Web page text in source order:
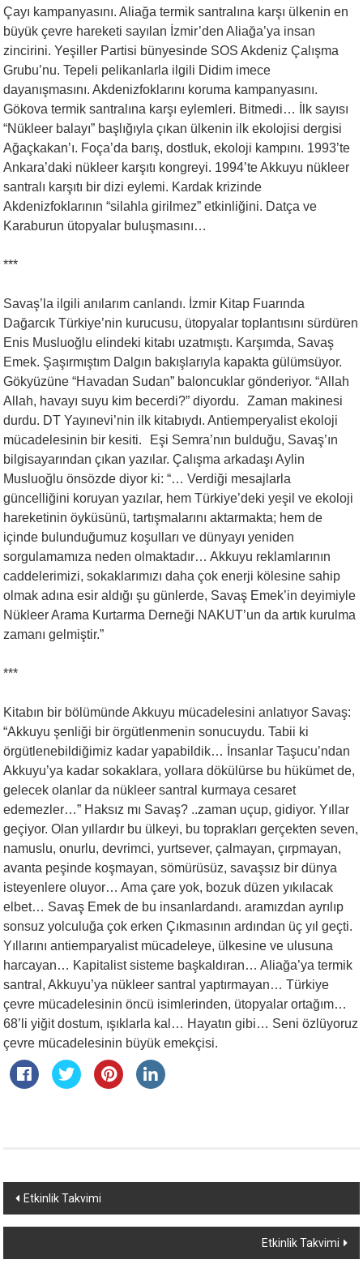
Çayı kampanyasını. Aliağa termik santralına karşı ülkenin en
büyük çevre hareketi sayılan İzmir’den Aliağa’ya insan
zincirini. Yeşiller Partisi bünyesinde SOS Akdeniz Çalışma
Grubu’nu. Tepeli pelikanlarla ilgili Didim imece
dayanışmasını. Akdenizfoklarını koruma kampanyasını.
Gökova termik santralına karşı eylemleri. Bitmedi… İlk sayısı
“Nükleer balayı” başlığıyla çıkan ülkenin ilk ekolojisi dergisi
Ağaçkakan’ı. Foça’da barış, dostluk, ekoloji kampını. 1993’te
Ankara’daki nükleer karşıtı kongreyi. 1994’te Akkuyu nükleer
santralı karşıtı bir dizi eylemi. Kardak krizinde
Akdenizfoklarının “silahla girilmez” etkinliğini. Datça ve
Karaburun ütopyalar buluşmasını…
***
Savaş’la ilgili anılarım canlandı. İzmir Kitap Fuarında
Dağarcık Türkiye’nin kurucusu, ütopyalar toplantısını sürdüren
Enis Musluoğlu elindeki kitabı uzatmıştı. Karşımda, Savaş
Emek. Şaşırmıştım Dalgın bakışlarıyla kapakta gülümsüyor.
Gökyüzüne “Havadan Sudan” baloncuklar gönderiyor. “Allah
Allah, havayı suyu kim becerdi?” diyordu. Zaman makinesi
durdu. DT Yayınevi’nin ilk kitabıydı. Antiemperyalist ekoloji
mücadelesinin bir kesiti. Eşi Semra’nın bulduğu, Savaş’ın
bilgisayarından çıkan yazılar. Çalışma arkadaşı Aylin
Musluoğlu önsözde diyor ki: “… Verdiği mesajlarla
güncelliğini koruyan yazılar, hem Türkiye’deki yeşil ve ekoloji
hareketinin öyküsünü, tartışmalarını aktarmakta; hem de
içinde bulunduğumuz koşulları ve dünyayı yeniden
sorgulamamıza neden olmaktadır… Akkuyu reklamlarının
caddelerimizi, sokaklarımızı daha çok enerji kölesine sahip
olmak adına esir aldığı şu günlerde, Savaş Emek’in deyimiyle
Nükleer Arama Kurtarma Derneği NAKUT’un da artık kurulma
zamanı gelmiştir.”
***
Kitabın bir bölümünde Akkuyu mücadelesini anlatıyor Savaş:
“Akkuyu şenliği bir örgütlenmenin sonucuydu. Tabii ki
örgütlenebildiğimiz kadar yapabildik… İnsanlar Taşucu’ndan
Akkuyu’ya kadar sokaklara, yollara dökülürse bu hükümet de,
gelecek olanlar da nükleer santral kurmaya cesaret
edemezler…” Haksız mı Savaş? ..zaman uçup, gidiyor. Yıllar
geçiyor. Olan yıllardır bu ülkeyi, bu toprakları gerçekten seven,
namuslu, onurlu, devrimci, yurtsever, çalmayan, çırpmayan,
avanta peşinde koşmayan, sömürüsüz, savaşsız bir dünya
isteyenlere oluyor… Ama çare yok, bozuk düzen yıkılacak
elbet… Savaş Emek de bu insanlardandı. aramızdan ayrılıp
sonsuz yolculuğa çok erken Çıkmasının ardından üç yıl geçti.
Yıllarını antiemparyalist mücadeleye, ülkesine ve ulusuna
harcayan… Kapitalist sisteme başkaldıran… Aliağa’ya termik
santral, Akkuyu’ya nükleer santral yaptırmayan… Türkiye
çevre mücadelesinin öncü isimlerinden, ütopyalar ortağım…
68’li yiğit dostum, ışıklarla kal… Hayatın gibi… Seni özlüyoruz
çevre mücadelesinin büyük emekçisi.
Yazı
dolaşımı
Etkinlik Takvimi
Etkinlik Takvimi